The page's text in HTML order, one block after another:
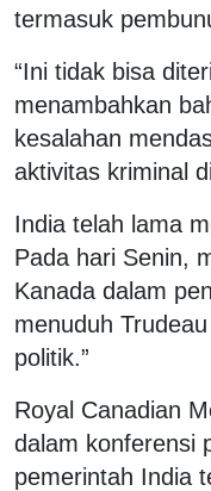
termasuk
“Ini tidak bisa
menambahkan
kesalahan
aktivitas kriminal
India telah lama
Pada hari Senin,
Kanada dalam
menuduh
politik.”
Royal Canadian
dalam konferensi
pemerintah India